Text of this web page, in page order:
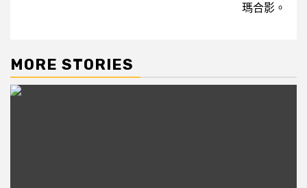
瑪合影。
MORE STORIES